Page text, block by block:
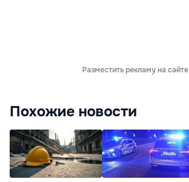
Разместить рекламу на сайте
Похожие новости